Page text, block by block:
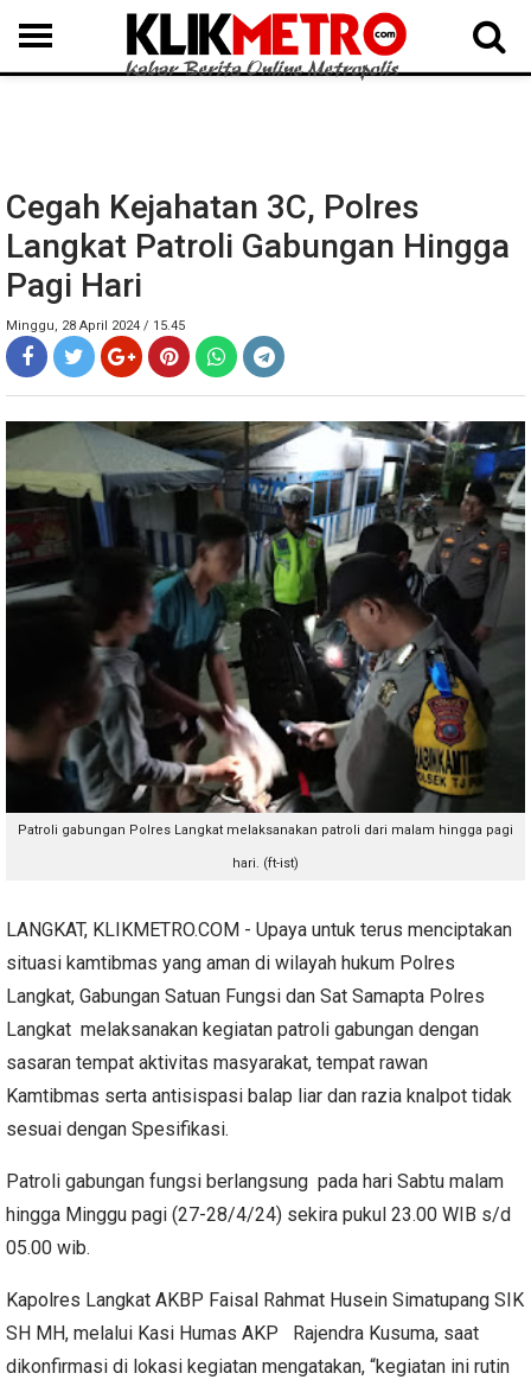
MEDAN LANGKAT DAIRI SAMOSIR TAPUT BATUBARA DELISERDANG
Cegah Kejahatan 3C, Polres
Langkat Patroli Gabungan Hingga
Pagi Hari
Minggu, 28 April 2024 / 15.45
Patroli gabungan Polres Langkat melaksanakan patroli dari malam hingga pagi
hari. (ft-ist)
LANGKAT, KLIKMETRO.COM - Upaya untuk terus menciptakan
situasi kamtibmas yang aman di wilayah hukum Polres
Langkat, Gabungan Satuan Fungsi dan Sat Samapta Polres
Langkat melaksanakan kegiatan patroli gabungan dengan
sasaran tempat aktivitas masyarakat, tempat rawan
Kamtibmas serta antisispasi balap liar dan razia knalpot tidak
sesuai dengan Spesifikasi.
Patroli gabungan fungsi berlangsung pada hari Sabtu malam
hingga Minggu pagi (27-28/4/24) sekira pukul 23.00 WIB s/d
05.00 wib.
Kapolres Langkat AKBP Faisal Rahmat Husein Simatupang SIK
SH MH, melalui Kasi Humas AKP Rajendra Kusuma, saat
dikonfirmasi di lokasi kegiatan mengatakan, “kegiatan ini rutin